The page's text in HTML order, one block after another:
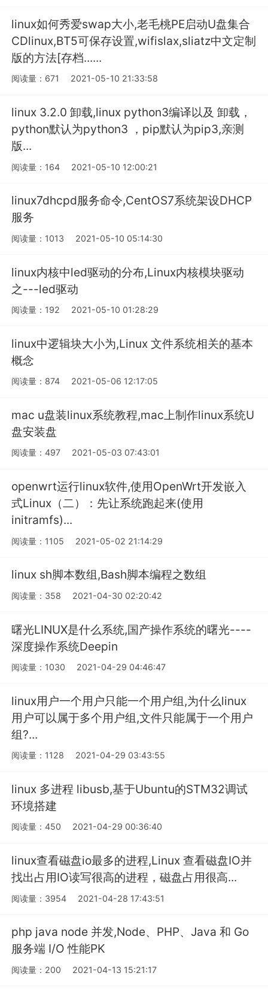
linux如何秀爱swap大小,老毛桃PE启动U盘集合
CDlinux,BT5可保存设置,wifislax,sliatz中文定制
版的方法[存档......
阅读量：671 2021-05-10 21:33:58
linux 3.2.0 卸载,linux python3编译以及 卸载，
python默认为python3 ，pip默认为pip3,亲测
版...
阅读量：164 2021-05-10 12:00:21
linux7dhcpd服务命令,CentOS7系统架设DHCP
服务
阅读量：1013 2021-05-10 05:14:30
linux内核中led驱动的分布,Linux内核模块驱动
之---led驱动
阅读量：192 2021-05-10 01:28:29
linux中逻辑块大小为,Linux 文件系统相关的基本
概念
阅读量：874 2021-05-06 12:17:05
mac u盘装linux系统教程,mac上制作linux系统U
盘安装盘
阅读量：497 2021-05-03 07:43:01
openwrt运行linux软件,使用OpenWrt开发嵌入
式Linux（二）：先让系统跑起来(使用
initramfs)...
阅读量：1105 2021-05-02 21:14:29
linux sh脚本数组,Bash脚本编程之数组
阅读量：358 2021-04-30 02:20:42
曙光LINUX是什么系统,国产操作系统的曙光----
深度操作系统Deepin
阅读量：1030 2021-04-29 04:46:47
linux用户一个用户只能一个用户组,为什么linux
用户可以属于多个用户组,文件只能属于一个用户
组?...
阅读量：1128 2021-04-29 03:43:55
linux 多进程 libusb,基于Ubuntu的STM32调试
环境搭建
阅读量：450 2021-04-29 00:36:40
linux查看磁盘io最多的进程,Linux 查看磁盘IO并
找出占用IO读写很高的进程，磁盘占用很高...
阅读量：3954 2021-04-28 17:43:51
php java node 并发,Node、PHP、Java 和 Go
服务端 I/O 性能PK
阅读量：200 2021-04-13 15:21:17